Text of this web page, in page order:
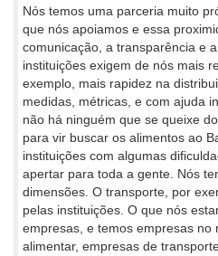
Nós temos uma parceria muito
que nós apoiamos e essa
comunicação, a transparência e
instituições exigem de nós mais
exemplo, mais rapidez na
medidas, métricas, e com ajuda
não há ninguém que se queixe
para vir buscar os alimentos ao
instituições com algumas
apertar para toda a gente. Nós
dimensões. O transporte, por
pelas instituições. O que nós
empresas, e temos empresas
alimentar, empresas de